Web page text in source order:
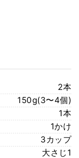
2本
150g(3〜4個)
1本
1かけ
3カップ
大さじ1